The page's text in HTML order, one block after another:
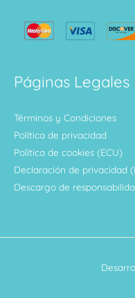
Páginas Legales
Términos y Condiciones
Política de privacidad
Política de cookies (ECU)
Declaración de privacidad
Descargo de